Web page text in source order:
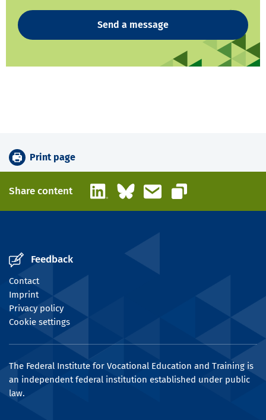
Send a message
Print page
Share content LinkedInBlueskyEmail
Copy link
Feedback
Contact
Imprint
Privacy policy
Cookie settings
The Federal Institute for Vocational Education and Training is
an independent federal institution established under public
law.